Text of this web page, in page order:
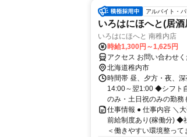
アルバイト・パ
いろはにほへと(居
いろはにほへと 南稚内店
時給1,300円～1,625円
アクセス お問い合わせ
北海道稚内市
時間帯 昼、夕方・夜、
14:00～翌1:00 ◆シフト
のみ・土日祝のみの勤務
仕事情報 ● 仕事内容 ＼
前給制度あり(稼働分) ◆
＜働きやすい環境整って